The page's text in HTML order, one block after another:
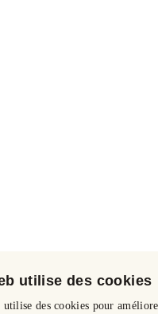
utilise des cookies
utilise des cookies pour